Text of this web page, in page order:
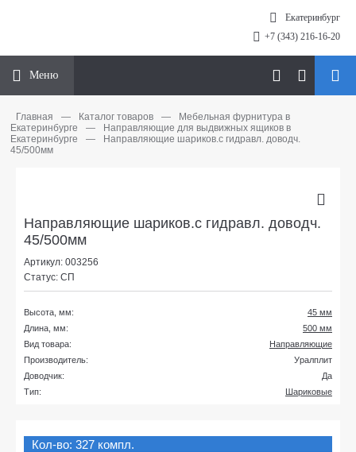
Екатеринбург
+7 (343) 216-16-20
Меню
Главная — Каталог товаров —
Мебельная фурнитура в
Екатеринбурге
—
Направляющие для выдвижных ящиков в
Екатеринбурге
—
Направляющие шариков.с гидравл. доводч.
45/500мм
Направляющие шариков.с гидравл. доводч.
45/500мм
Артикул: 003256
Статус: СП
Высота, мм:
45 мм
Длина, мм:
500 мм
Вид товара:
Направляющие
Производитель:
Уралплит
Доводчик:
Да
Тип:
Шариковые
Кол-во: 327 компл.